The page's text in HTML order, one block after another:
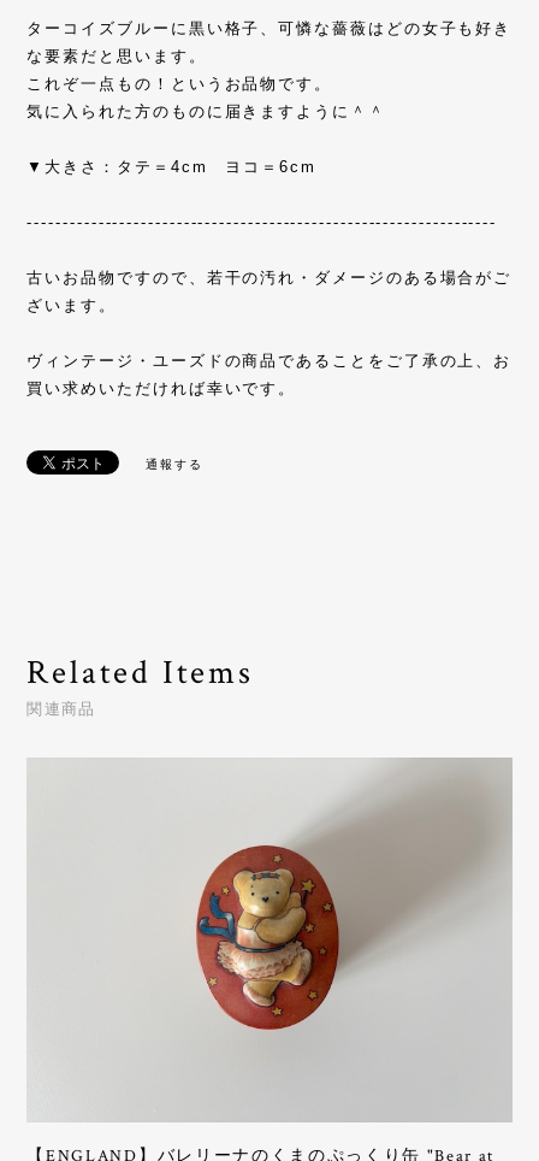
ターコイズブルーに黒い格子、可憐な薔薇はどの女子も好き
な要素だと思います。
これぞ一点もの！というお品物です。
気に入られた方のものに届きますように＾＾
▼大きさ：タテ＝4cm ヨコ＝6cm
------------------------------------------------------------------
古いお品物ですので、若干の汚れ・ダメージのある場合がご
ざいます。
ヴィンテージ・ユーズドの商品であることをご了承の上、お
買い求めいただければ幸いです。
通報する
Related Items
関連商品
【ENGLAND】バレリーナのくまのぷっくり缶 "Bear at